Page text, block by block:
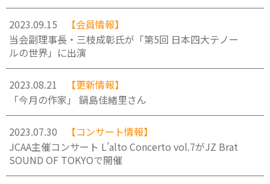
2023.09.15
【会員情報】
当会副理事長・三枝成彰氏が「第5回 日本四大テノー
ルの世界」に出演
2023.08.21
【更新情報】
「今月の作家」 鍋島佳緒里さん
2023.07.30
【コンサート情報】
JCAA主催コンサート L’alto Concerto vol.7がJZ Brat
SOUND OF TOKYOで開催